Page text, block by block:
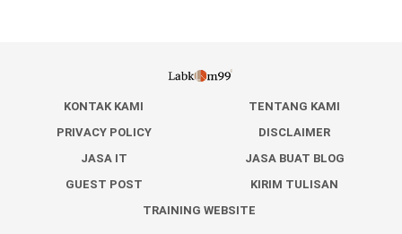
KONTAK KAMI
TENTANG KAMI
PRIVACY POLICY
DISCLAIMER
JASA IT
JASA BUAT BLOG
GUEST POST
KIRIM TULISAN
TRAINING WEBSITE